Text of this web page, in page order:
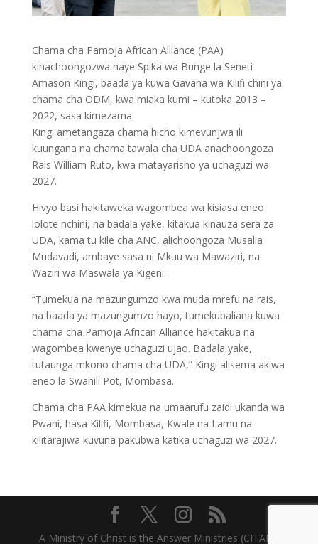
Chama cha Pamoja African Alliance (PAA)
kinachoongozwa naye Spika wa Bunge la Seneti
Amason Kingi, baada ya kuwa Gavana wa Kilifi chini ya
chama cha ODM, kwa miaka kumi – kutoka 2013 –
2022, sasa kimezama.
Kingi ametangaza chama hicho kimevunjwa ili
kuungana na chama tawala cha UDA anachoongoza
Rais William Ruto, kwa matayarisho ya uchaguzi wa
2027.
Hivyo basi hakitaweka wagombea wa kisiasa eneo
lolote nchini, na badala yake, kitakua kinauza sera za
UDA, kama tu kile cha ANC, alichoongoza Musalia
Mudavadi, ambaye sasa ni Mkuu wa Mawaziri, na
Waziri wa Maswala ya Kigeni.
“Tumekua na mazungumzo kwa muda mrefu na rais,
na baada ya mazungumzo hayo, tumekubaliana kuwa
chama cha Pamoja African Alliance hakitakua na
wagombea kwenye uchaguzi ujao. Badala yake,
tutaunga mkono chama cha UDA,” Kingi alisema akiwa
eneo la Swahili Pot, Mombasa.
Chama cha PAA kimekua na umaarufu zaidi ukanda wa
Pwani, hasa Kilifi, Mombasa, Kwale na Lamu na
kilitarajiwa kuvuna pakubwa katika uchaguzi wa 2027.
A Ministry of Christ is the Answer Ministries (CITAM)